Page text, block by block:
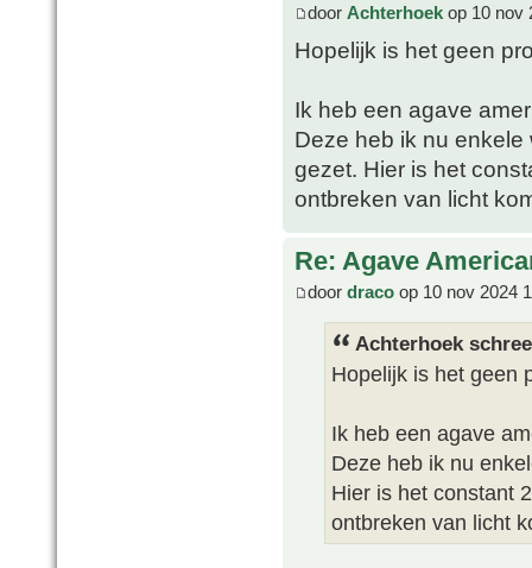
door Achterhoek op 10 nov
Hopelijk is het geen
Ik heb een agave
Deze heb ik nu
gezet. Hier is het
ontbreken van licht
Re: Agave
door draco op 10 nov 2024
Achterhoek
Hopelijk is het geen
Ik heb een agave
Deze heb ik nu
Hier is het constant
ontbreken van licht